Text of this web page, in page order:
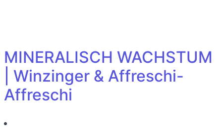
MINERALISCH WACHSTUM
| Winzinger & Affreschi-
Affreschi